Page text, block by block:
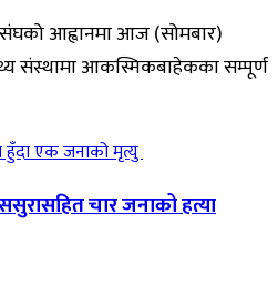
आह्वानमा आज (सोमबार)
संस्थामा आकस्मिकबाहेकका सम्पूर्ण
चार जनाको हत्या